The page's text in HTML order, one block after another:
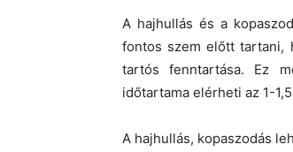
A hajhullás és a
fontos szem előtt tartani,
tartós fenntartása. Ez
időtartama elérheti az 1-
A hajhullás, kopaszodás